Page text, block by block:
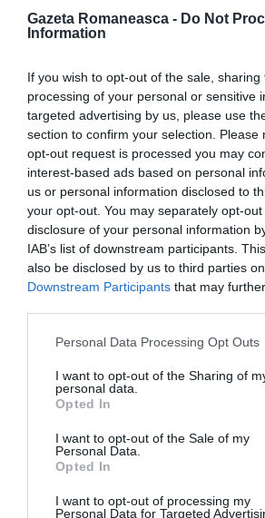
Gazeta Romaneasca - Do Not
Information
If you wish to opt-out of the sale,
processing of your personal or sensitive
targeted advertising by us, please use
section to confirm your selection. Please
opt-out request is processed you may
interest-based ads based on personal
us or personal information disclosed to
your opt-out. You may separately opt-
disclosure of your personal information
IAB’s list of downstream participants.
also be disclosed by us to third parties
Downstream Participants that may
Personal Data Processing Opt Outs
I want to opt-out of the Sharing of
personal data.
Opted In
I want to opt-out of the Sale of my
Personal Data.
Opted In
I want to opt-out of processing my
Personal Data for Targeted
Visualizza questo post su